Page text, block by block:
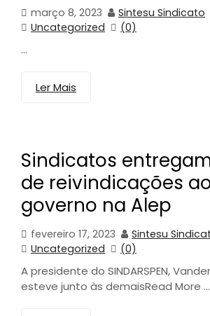
março 8, 2023
Sintesu Sindicato
Uncategorized
(0)
...
Ler Mais
Sindicatos
de reivindicações
governo na Alep
fevereiro 17, 2023
Sintesu
Uncategorized
(0)
A presidente do SINDARSPEN,
esteve junto às demaisRead More ...